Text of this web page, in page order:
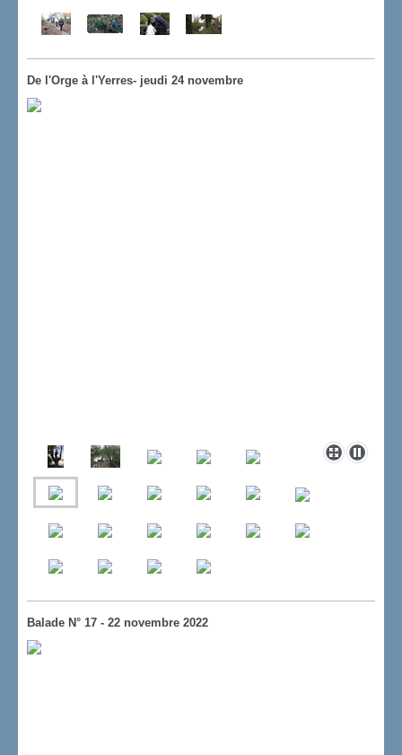
De l'Orge à l'Yerres- jeudi 24 novembre
Balade N° 17 - 22 novembre 2022